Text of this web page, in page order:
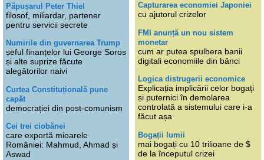
Păpușarul Peter Thiel
filosof, miliardar, partener
pentru servicii secrete
Numirile din guvernarea Trump
șeful finanțelor lui George Soros
și alte suprize făcute
alegătorilor naivi
Curtea Constituțională pune
capăt
democrației din post-comunism
Cei trei ciobănei
care exportă mioarele
României: Mahmud, Ahmad și
Aswad
Capturarea economiei Japoniei
cu ajutorul crizelor
FMI anunță un nou sistem
monetar
cum ar putea spulbera banii
digitali economiile din bănci
Logica distrugerii economice
Explicația implicării celor bogați
și puternici în demolarea
controlată a sistemului care i-a
făcut așa
Bogații lumii
mai bogați cu 10 trilioane de $
de la începutul crizei